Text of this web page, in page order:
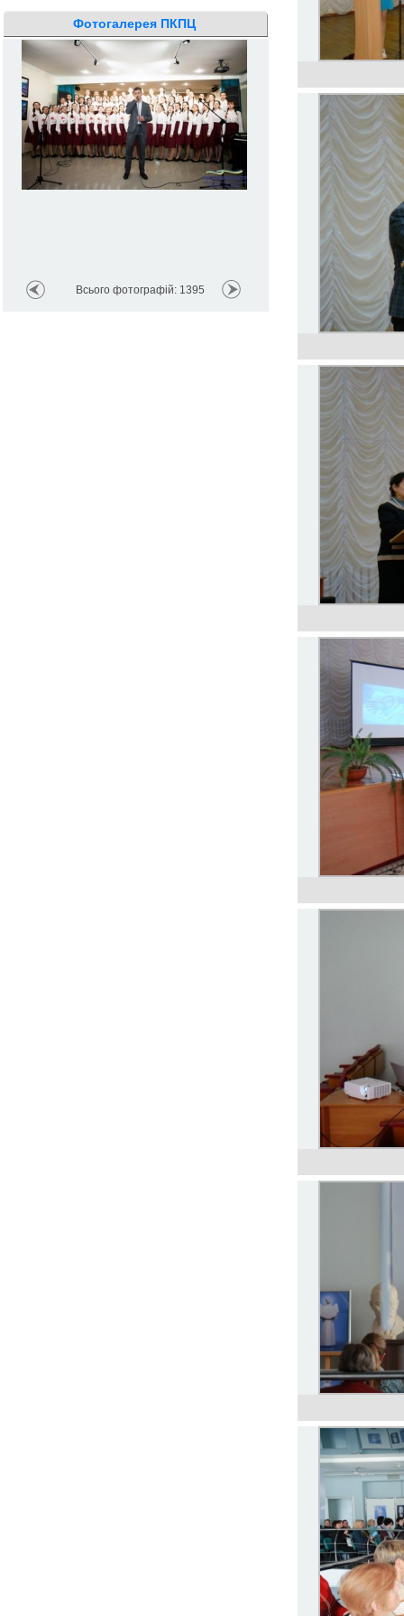
Фотогалерея ПКПЦ
Всього фотографій: 1395